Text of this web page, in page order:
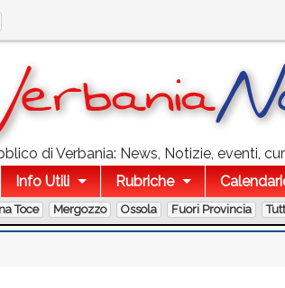
di Verbania: News, Notizie, eventi,
Info Utili Rubriche
Toce Mergozzo Ossola Fuori Provincia